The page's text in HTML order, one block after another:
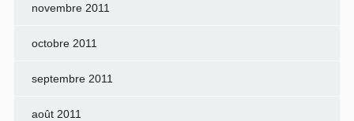
novembre 2011
octobre 2011
septembre 2011
août 2011